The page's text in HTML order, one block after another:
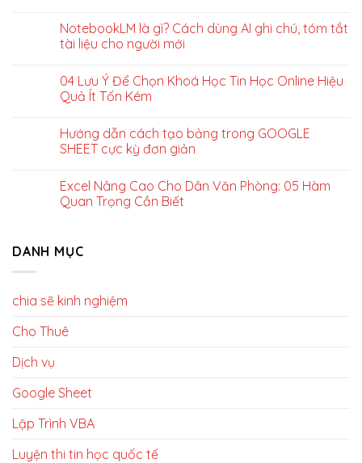
NotebookLM là gì? Cách dùng AI ghi chú, tóm tắt
tài liệu cho người mới
04 Lưu Ý Để Chọn Khoá Học Tin Học Online Hiệu
Quả Ít Tốn Kém
Hướng dẫn cách tạo bảng trong GOOGLE
SHEET cực kỳ đơn giản
Excel Nâng Cao Cho Dân Văn Phòng: 05 Hàm
Quan Trọng Cần Biết
DANH MỤC
chia sẽ kinh nghiệm
Cho Thuê
Dịch vụ
Google Sheet
Lập Trình VBA
Luyện thi tin học quốc tế